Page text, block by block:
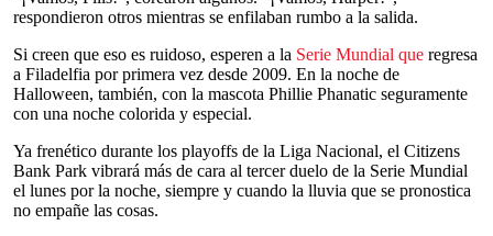
respondieron otros mientras se enfilaban rumbo a la salida.
Si creen que eso es ruidoso, esperen a la Serie Mundial que regresa
a Filadelfia por primera vez desde 2009. En la noche de
Halloween, también, con la mascota Phillie Phanatic seguramente
con una noche colorida y especial.
Ya frenético durante los playoffs de la Liga Nacional, el Citizens
Bank Park vibrará más de cara al tercer duelo de la Serie Mundial
el lunes por la noche, siempre y cuando la lluvia que se pronostica
no empañe las cosas.